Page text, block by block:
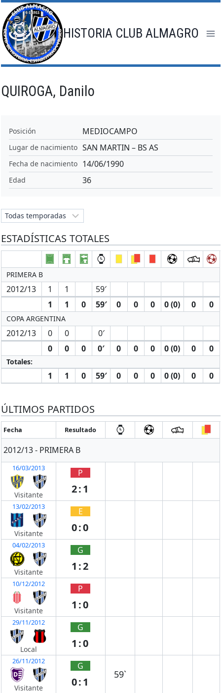
Saltar
al
contenido
HISTORIA CLUB ALMAGRO
QUIROGA, Danilo
Posición MEDIOCAMPO
Lugar de nacimiento SAN MARTIN – BS AS
Fecha de nacimiento 14/06/1990
Edad 36
ESTADÍSTICAS TOTALES
PRIMERA B
2012/13 1 1
59′
1
1 0 59′ 0 0 0 0 (0) 0 0
COPA ARGENTINA
2012/13 0 0
0′
0
0 0 0′ 0 0 0 0 (0) 0 0
Totales:
1 1 0 59′ 0 0 0 0 (0) 0 0
ÚLTIMOS PARTIDOS
Fecha Resultado
2012/13 - PRIMERA B
16/03/2013
Visitante
P
2:1
13/02/2013
Visitante
E
0:0
04/02/2013
Visitante
G
1:2
10/12/2012
Visitante
P
1:0
29/11/2012
Local
G
1:0
26/11/2012
Visitante
G
0:1
59`